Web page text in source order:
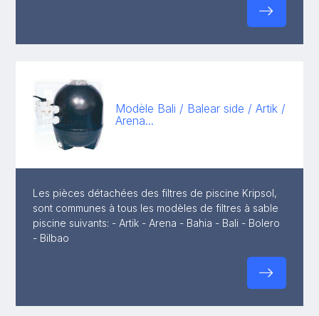
Modèle Bali / Balear side / Artik /
Arena...
Les pièces détachées des filtres de piscine Kripsol,
sont communes à tous les modèles de filtres à sable
piscine suivants: - Artik - Arena - Bahia - Bali - Bolero
- Bilbao